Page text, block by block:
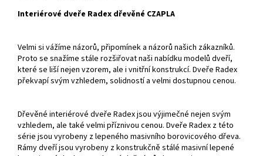
Interiérové dveře Radex dřevěné CZAPLA
Velmi si vážíme názorů, připomínek a názorů našich zákazníků.
Proto se snažíme stále rozšiřovat naši nabídku modelů dveří,
které se liší nejen vzorem, ale i vnitřní konstrukcí. Dveře Radex
překvapí svým vzhledem, solidností a velmi dostupnou cenou.
Dřevěné interiérové dveře Radex jsou výjimečné nejen svým
vzhledem, ale také velmi příznivou cenou. Dveře Radex z této
série jsou vyrobeny z lepeného masivního borovicového dřeva.
Rámy dveří jsou vyrobeny z konstrukčně stálé masivní lepené